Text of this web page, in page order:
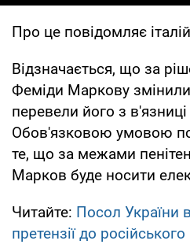
Про це повідомляє
Відзначається, що за
Феміди Маркову змінили
перевели його з
Обов'язковою умовою
те, що за межами
Марков буде носити
Читайте: Посол України
претензії до